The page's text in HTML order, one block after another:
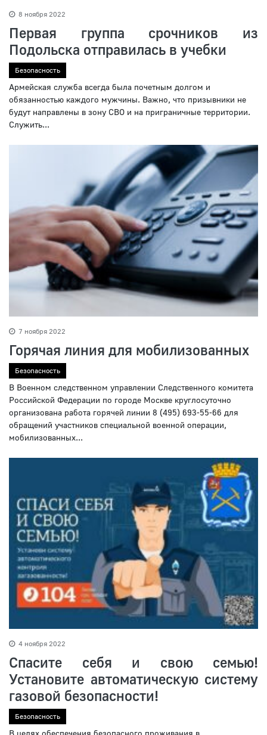
8 ноября 2022
Первая группа срочников из
Подольска отправилась в учебки
Безопасность
Армейская служба всегда была почетным долгом и
обязанностью каждого мужчины. Важно, что призывники не
будут направлены в зону СВО и на приграничные территории.
Служить...
7 ноября 2022
Горячая линия для мобилизованных
Безопасность
В Военном следственном управлении Следственного комитета
Российской Федерации по городе Москве круглосуточно
организована работа горячей линии 8 (495) 693-55-66 для
обращений участников специальной военной операции,
мобилизованных...
4 ноября 2022
Спасите себя и свою семью!
Установите автоматическую систему
газовой безопасности!
Безопасность